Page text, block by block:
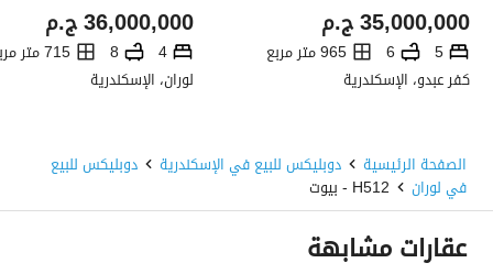
ج.م35,000,000
5
6
965 متر مربع
كفر عبدو، الإسكندرية
ج.م36,000,000
4
8
715 متر مربع
لوران، الإسكندرية
الصفحة الرئيسية دوبليكس للبيع في الإسكندرية دوبليكس للبيع
في لوران H512 - بيوت
عقارات مشابهة